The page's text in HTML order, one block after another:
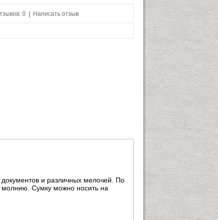
0 Написать отзыв
и различных мелочей. По
Сумку можно носить на